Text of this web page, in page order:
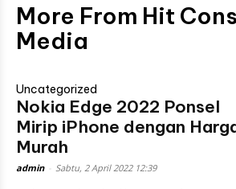
More From Hit
Media
Uncategorized
Nokia Edge 2022 Ponsel
Mirip iPhone dengan
Murah
admin Sabtu, 2 April 2022 12:39